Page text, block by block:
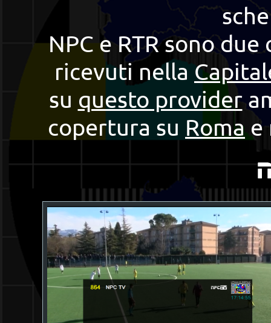
NPC e RTR sono
ricevuti nella
su questo provider
copertura su Roma e